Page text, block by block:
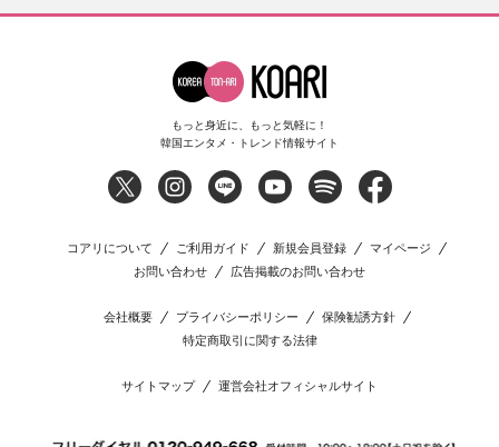
もっと身近に、もっと気軽に！
韓国エンタメ・トレンド情報サイト
コアリについて ご利用ガイド 新規会員登録
マイページ
お問い合わせ
広告掲載のお問い合わせ
会社概要 プライバシーポリシー
保険勧誘方針
特定商取引に関する法律
サイトマップ 運営会社オフィシャルサイト